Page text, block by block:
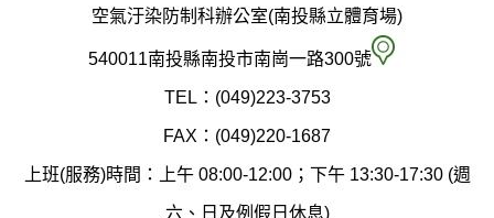
保
空氣汙染防制科辦公室(南投縣立體育場)
540011南投縣南投市南崗一路300號 空
染
TEL：(049)223-3753
FAX：(049)220-1687
上班(服務)時間：上午 08:00-12:00；下午 13:30-17:30 (週
六、日及例假日休息)